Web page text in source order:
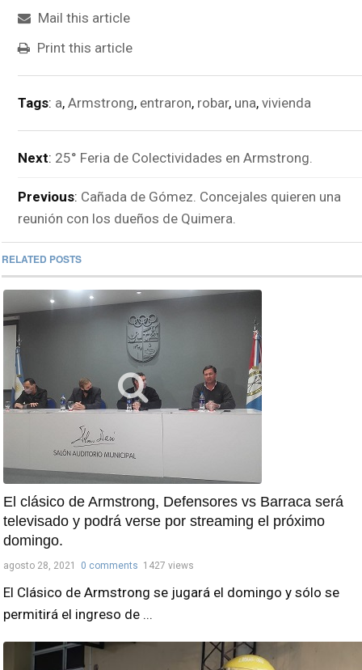
Mail this article
Print this article
Tags: a, Armstrong, entraron, robar, una, vivienda
Next: 25° Feria de Colectividades en Armstrong.
Previous: Cañada de Gómez. Concejales quieren una
reunión con los dueños de Quimera.
RELATED POSTS
El clásico de Armstrong, Defensores vs Barraca será
televisado y podrá verse por streaming el próximo
domingo.
agosto 28, 2021 0 comments 1427 views
El Clásico de Armstrong se jugará el domingo y sólo se
permitirá el ingreso de ...